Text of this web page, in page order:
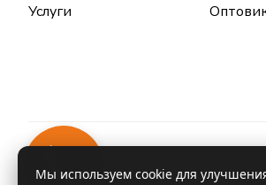
Услуги
Информация о товарах и услугах,
Мы используем cookie для
Закажи
звонок